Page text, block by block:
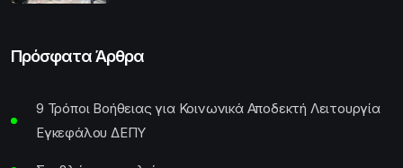
Πρόσφατα Άρθρα
9 Τρόποι Βοήθειας για Κοινωνικά Αποδεκτή Λειτουργία
Εγκεφάλου ΔΕΠΥ